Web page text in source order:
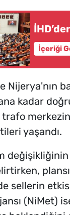
İçeriği
Nijerya'nın
kadar
yaşandı.
sellerin
(NiMet)